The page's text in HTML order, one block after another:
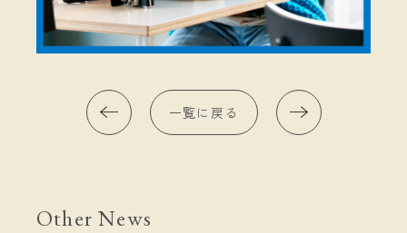
一覧に戻る
Other News